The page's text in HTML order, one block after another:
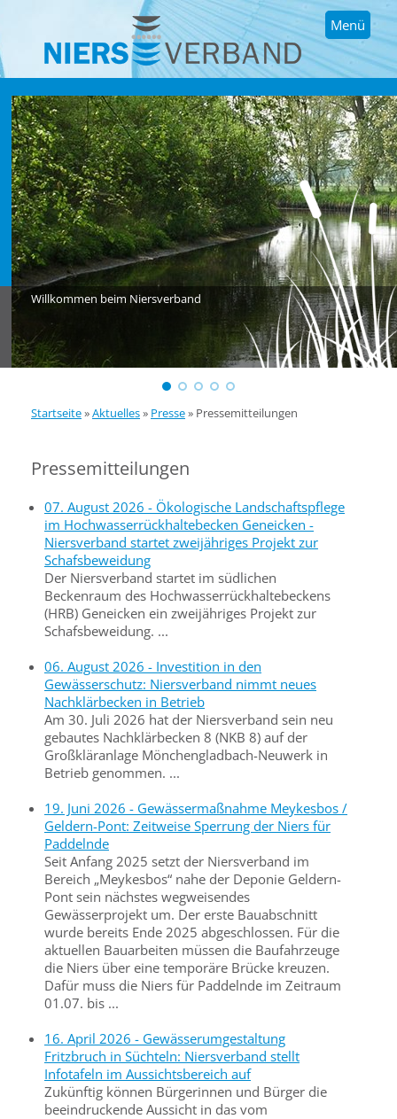
Menü
Willkommen beim Niersverband
Startseite»Aktuelles» Presse» Pressemitteilungen
Pressemitteilungen
07. August 2026 - Ökologische Landschaftspflege
im Hochwasserrückhaltebecken Geneicken -
Niersverband startet zweijähriges Projekt zur
Schafsbeweidung
Der Niersverband startet im südlichen
Beckenraum des Hochwasserrückhaltebeckens
(HRB) Geneicken ein zweijähriges Projekt zur
Schafsbeweidung. ...
06. August 2026 - Investition in den
Gewässerschutz: Niersverband nimmt neues
Nachklärbecken in Betrieb
Am 30. Juli 2026 hat der Niersverband sein neu
gebautes Nachklärbecken 8 (NKB 8) auf der
Großkläranlage Mönchengladbach-Neuwerk in
Betrieb genommen. ...
19. Juni 2026 - Gewässermaßnahme Meykesbos /
Geldern-Pont: Zeitweise Sperrung der Niers für
Paddelnde
Seit Anfang 2025 setzt der Niersverband im
Bereich „Meykesbos“ nahe der Deponie Geldern-
Pont sein nächstes wegweisendes
Gewässerprojekt um. Der erste Bauabschnitt
wurde bereits Ende 2025 abgeschlossen. Für die
aktuellen Bauarbeiten müssen die Baufahrzeuge
die Niers über eine temporäre Brücke kreuzen.
Dafür muss die Niers für Paddelnde im Zeitraum
01.07. bis ...
16. April 2026 - Gewässerumgestaltung
Fritzbruch in Süchteln: Niersverband stellt
Infotafeln im Aussichtsbereich auf
Zukünftig können Bürgerinnen und Bürger die
beeindruckende Aussicht in das vom